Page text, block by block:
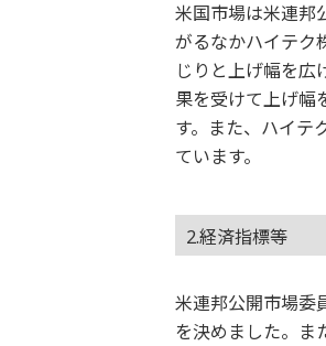
米国市場は米連邦
がるなかハイテク
じりと上げ幅を広
果を受けて上げ幅
す。また、ハイテ
ています。
2.経済指標等
米連邦公開市場委
を決めました。ま